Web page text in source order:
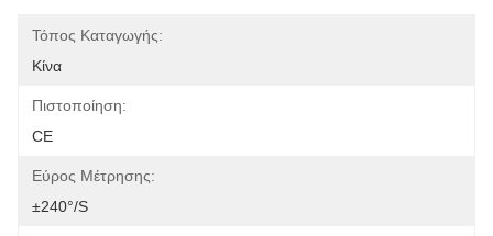
Τόπος Καταγωγής:
Κίνα
Πιστοποίηση:
CE
Εύρος Μέτρησης:
±240°/s